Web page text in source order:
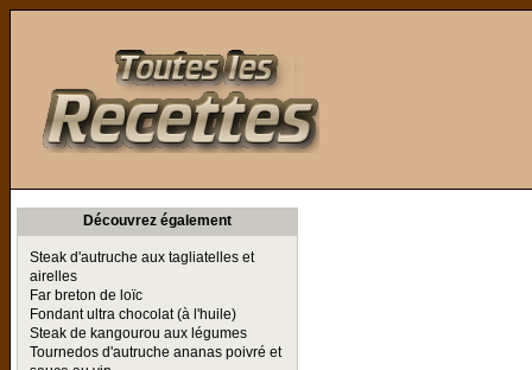
Découvrez également
Steak d'autruche aux tagliatelles et
airelles
Far breton de loïc
Fondant ultra chocolat (à l'huile)
Steak de kangourou aux légumes
Tournedos d'autruche ananas poivré et